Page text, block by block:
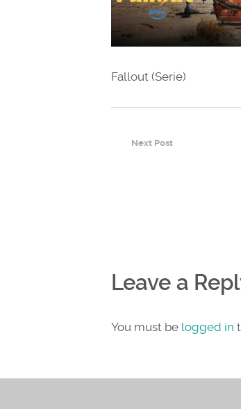
Fallout (Serie)
Next Post
Leave a
You must be logged in